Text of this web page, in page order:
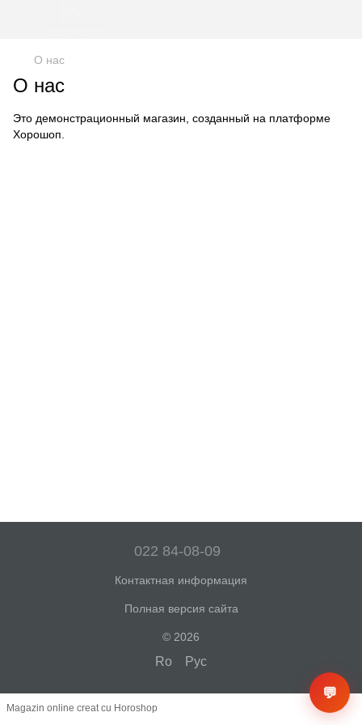
О нас
О нас
Это демонстрационный магазин, созданный на платформе
Хорошоп
022 84-08-09
Контактная информация
Полная версия сайта
© 2026
Ro Рус
Magazin online creat cu Horoshop
💬